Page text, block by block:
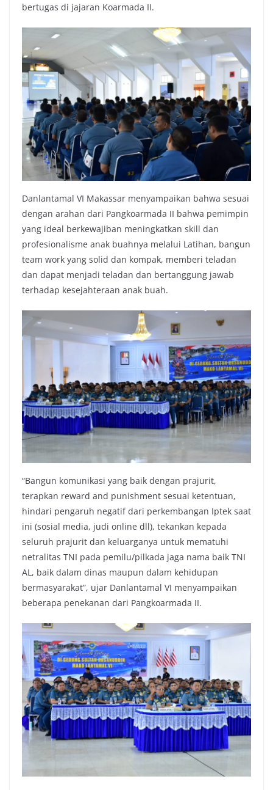
bertugas di jajaran Koarmada II.
Danlantamal VI Makassar menyampaikan bahwa sesuai
dengan arahan dari Pangkoarmada II bahwa pemimpin
yang ideal berkewajiban meningkatkan skill dan
profesionalisme anak buahnya melalui Latihan, bangun
team work yang solid dan kompak, memberi teladan
dan dapat menjadi teladan dan bertanggung jawab
terhadap kesejahteraan anak buah.
“Bangun komunikasi yang baik dengan prajurit,
terapkan reward and punishment sesuai ketentuan,
hindari pengaruh negatif dari perkembangan Iptek saat
ini (sosial media, judi online dll), tekankan kepada
seluruh prajurit dan keluarganya untuk mematuhi
netralitas TNI pada pemilu/pilkada jaga nama baik TNI
AL, baik dalam dinas maupun dalam kehidupan
bermasyarakat”, ujar Danlantamal VI menyampaikan
beberapa penekanan dari Pangkoarmada II.